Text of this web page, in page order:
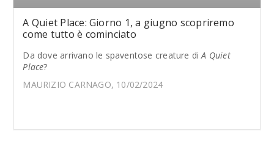
A Quiet Place: Giorno 1, a giugno scopriremo
come tutto è cominciato
Da dove arrivano le spaventose creature diA Quiet
Place?
MAURIZIO CARNAGO, 10/02/2024